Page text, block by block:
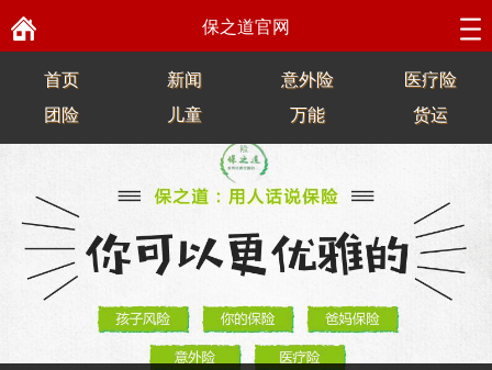
保之道官网
首页 新闻 意外险
医疗险
团险
儿童 万能 货运